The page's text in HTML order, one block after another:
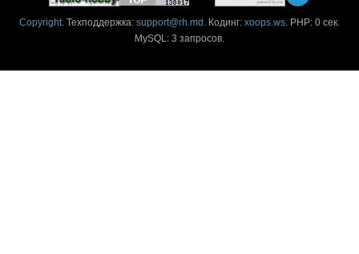
Copyright. Техподдержка: support@rh.md . Кодинг: xoops.ws. PHP: 0 сек.
MySQL: 3 запросов.